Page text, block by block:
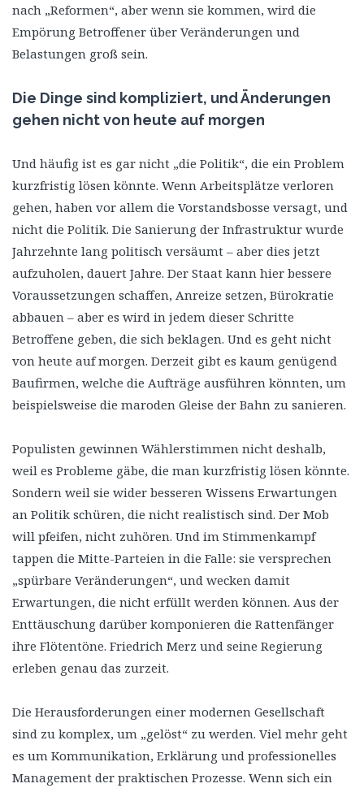
nach „Reformen“, aber wenn sie kommen, wird die
Empörung Betroffener über Veränderungen und
Belastungen groß sein.
Die Dinge sind kompliziert, und Änderungen
gehen nicht von heute auf morgen
Und häufig ist es gar nicht „die Politik“, die ein Problem
kurzfristig lösen könnte. Wenn Arbeitsplätze verloren
gehen, haben vor allem die Vorstandsbosse versagt, und
nicht die Politik. Die Sanierung der Infrastruktur wurde
Jahrzehnte lang politisch versäumt – aber dies jetzt
aufzuholen, dauert Jahre. Der Staat kann hier bessere
Voraussetzungen schaffen, Anreize setzen, Bürokratie
abbauen – aber es wird in jedem dieser Schritte
Betroffene geben, die sich beklagen. Und es geht nicht
von heute auf morgen. Derzeit gibt es kaum genügend
Baufirmen, welche die Aufträge ausführen könnten, um
beispielsweise die maroden Gleise der Bahn zu sanieren.
Populisten gewinnen Wählerstimmen nicht deshalb,
weil es Probleme gäbe, die man kurzfristig lösen könnte.
Sondern weil sie wider besseren Wissens Erwartungen
an Politik schüren, die nicht realistisch sind. Der Mob
will pfeifen, nicht zuhören. Und im Stimmenkampf
tappen die Mitte-Parteien in die Falle: sie versprechen
„spürbare Veränderungen“, und wecken damit
Erwartungen, die nicht erfüllt werden können. Aus der
Enttäuschung darüber komponieren die Rattenfänger
ihre Flötentöne. Friedrich Merz und seine Regierung
erleben genau das zurzeit.
Die Herausforderungen einer modernen Gesellschaft
sind zu komplex, um „gelöst“ zu werden. Viel mehr geht
es um Kommunikation, Erklärung und professionelles
Management der praktischen Prozesse. Wenn sich ein